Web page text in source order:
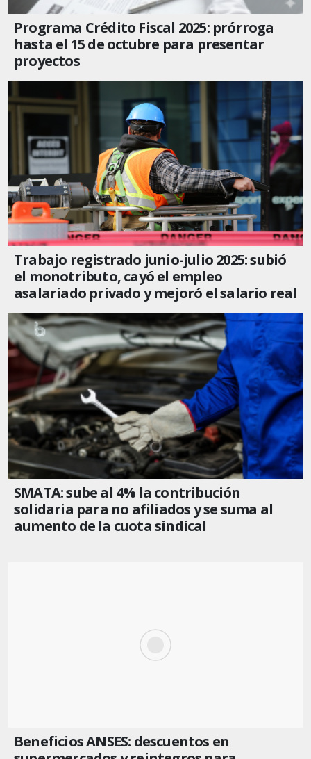
Programa Crédito Fiscal 2025: prórroga
hasta el 15 de octubre para presentar
proyectos
Trabajo registrado junio-julio 2025: subió
el monotributo, cayó el empleo
asalariado privado y mejoró el salario real
SMATA: sube al 4% la contribución
solidaria para no afiliados y se suma al
aumento de la cuota sindical
Beneficios ANSES: descuentos en